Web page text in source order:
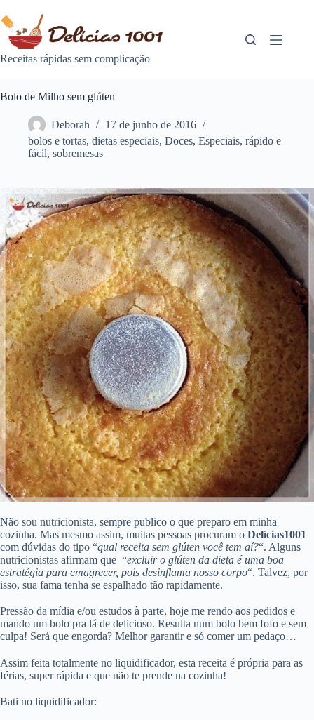
para
conteúdo
Receitas rápidas sem complicação
Bolo de Milho sem glúten
Deborah
17 de junho de 2016
bolos e tortas, dietas especiais, Doces, Especiais, rápido e
fácil, sobremesas
Não sou nutricionista, sempre publico o que preparo em minha
cozinha. Mas mesmo assim, muitas pessoas procuram o Delícias1001
com dúvidas do tipo “qual receita sem glúten você tem aí?“. Alguns
nutricionistas afirmam que “excluir o glúten da dieta é uma boa
estratégia para emagrecer, pois desinflama nosso corpo“. Talvez, por
isso, sua fama tenha se espalhado tão rapidamente.
Pressão da mídia e/ou estudos à parte, hoje me rendo aos pedidos e
mando um bolo pra lá de delicioso. Resulta num bolo bem fofo e sem
culpa! Será que engorda? Melhor garantir e só comer um pedaço…
Assim feita totalmente no liquidificador, esta receita é própria para as
férias, super rápida e que não te prende na cozinha!
Bati no liquidificador: